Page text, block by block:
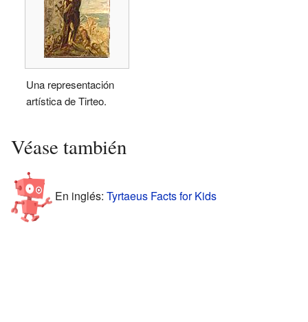
Una representación
artística de Tirteo.
Véase también
En inglés: Tyrtaeus Facts for Kids